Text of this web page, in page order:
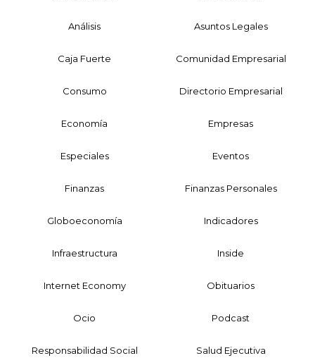
Análisis Asuntos Legales
Caja Fuerte Comunidad Empresarial
Consumo Directorio Empresarial
Economía Empresas
Especiales Eventos
Finanzas Finanzas Personales
Globoeconomía Indicadores
Infraestructura Inside
Internet Economy Obituarios
Ocio Podcast
Responsabilidad Social Salud Ejecutiva